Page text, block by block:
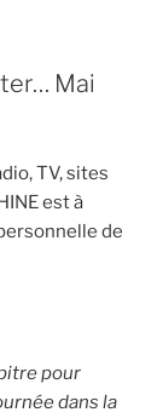
Mai
TV, sites
est à
de
pour
dans la